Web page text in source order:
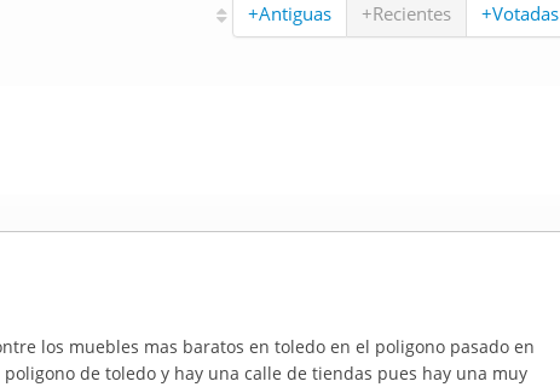
+Antiguas +Recientes +Votadas
los muebles mas baratos en toledo en el poligono pasado en
de toledo y hay una calle de tiendas pues hay una muy